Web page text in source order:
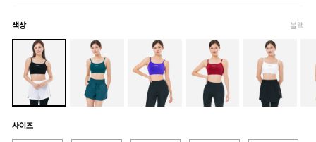
색상 블랙
사이즈